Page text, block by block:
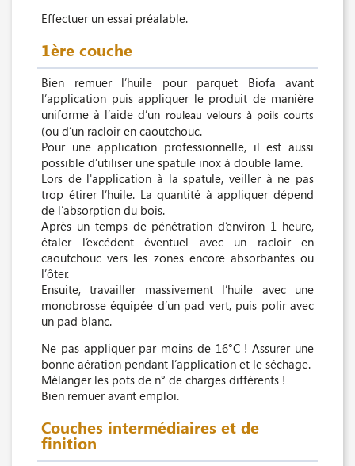
Effectuer un essai préalable.
1ère couche
Bien remuer l’huile pour parquet Biofa avant
l’application puis appliquer le produit de manière
uniforme à l’aide d’un rouleau velours à poils courts
(ou d’un racloir en caoutchouc.
Pour une application professionnelle, il est aussi
possible d’utiliser une spatule inox à double lame.
Lors de l'application à la spatule, veiller à ne pas
trop étirer l’huile. La quantité à appliquer dépend
de l’absorption du bois.
Après un temps de pénétration d’environ 1 heure,
étaler l’excédent éventuel avec un racloir en
caoutchouc vers les zones encore absorbantes ou
l’ôter.
Ensuite, travailler massivement l’huile avec une
monobrosse équipée d’un pad vert, puis polir avec
un pad blanc.
Ne pas appliquer par moins de 16°C ! Assurer une
bonne aération pendant l’application et le séchage.
Mélanger les pots de n° de charges différents !
Bien remuer avant emploi.
Couches intermédiaires et de
finition